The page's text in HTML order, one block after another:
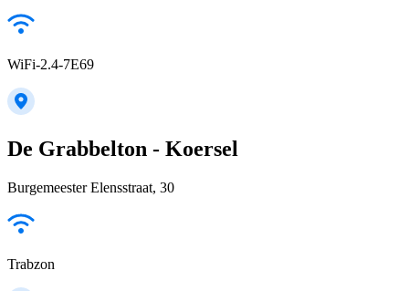
WiFi-2.4-7E69
De Grabbelton - Koersel
Burgemeester Elensstraat, 30
Trabzon